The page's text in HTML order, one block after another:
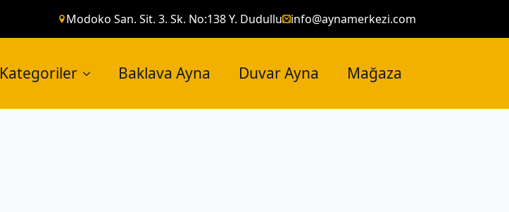
Modoko San. Sit. 3. Sk. No:138 Y. Dudullu info@aynamerkezi.com
Kategoriler Baklava Ayna Duvar Ayna Mağaza